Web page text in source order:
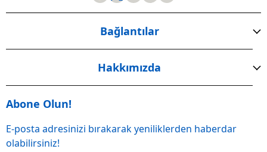
Bağlantılar
Hakkımızda
Abone Olun!
E-posta adresinizi bırakarak yeniliklerden haberdar
olabilirsiniz!